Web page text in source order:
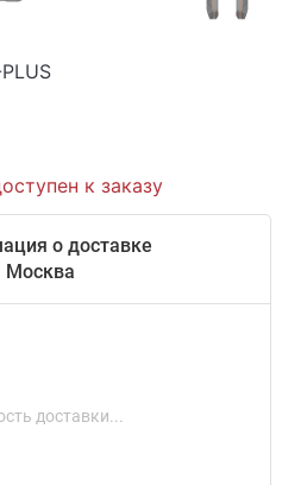
к заказу
о доставке
Москва
доставки...